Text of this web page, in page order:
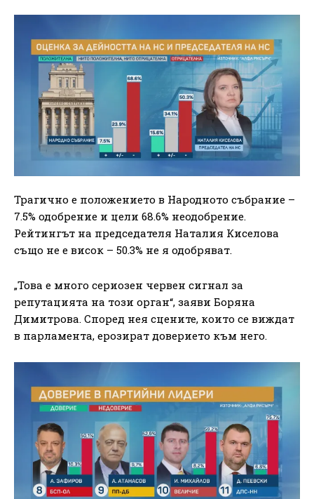
Трагично е положението в Народното събрание –
7.5% одобрение и цели 68.6% неодобрение.
Рейтингът на председателя Наталия Киселова
също не е висок – 50.3% не я одобряват.
„Това е много сериозен червен сигнал за
репутацията на този орган“, заяви Боряна
Димитрова. Според нея сцените, които се виждат
в парламента, ерозират доверието към него.